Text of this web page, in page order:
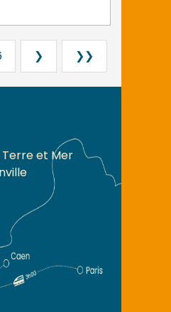
❯ ❯❯
et Mer